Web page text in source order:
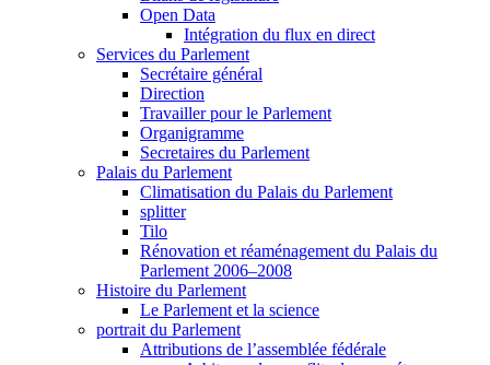
Open Data
Intégration du flux en direct
Services du Parlement
Secrétaire général
Direction
Travailler pour le Parlement
Organigramme
Secretaires du Parlement
Palais du Parlement
Climatisation du Palais du Parlement
splitter
Tilo
Rénovation et réaménagement du Palais du
Parlement 2006–2008
Histoire du Parlement
Le Parlement et la science
portrait du Parlement
Attributions de l’assemblée fédérale